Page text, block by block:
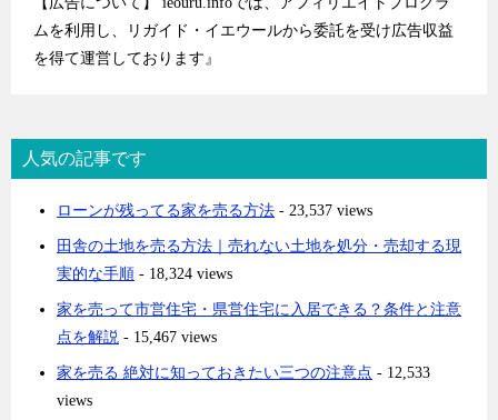
ムを利用し、リガイド・イエウールから委託を受け広告収益
を得て運営しております』
人気の記事です
ローンが残ってる家を売る方法 - 23,537 views
田舎の土地を売る方法｜売れない土地を処分・売却する現
実的な手順 - 18,324 views
家を売って市営住宅・県営住宅に入居できる？条件と注意
点を解説 - 15,467 views
家を売る 絶対に知っておきたい三つの注意点 - 12,533
views